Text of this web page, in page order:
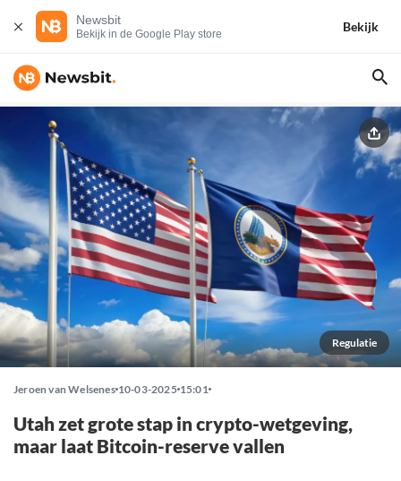
Newsbit
Bekijk in de Google Play store
Bekijk
Regulatie
Jeroen van Welsenes 10-03-2025 15:01
Utah zet grote stap in crypto-wetgeving,
maar laat Bitcoin-reserve vallen